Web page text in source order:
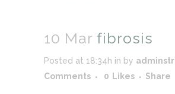
10 Mar fibrosis
Posted at 18:34h in by
Comments
0 Likes Share